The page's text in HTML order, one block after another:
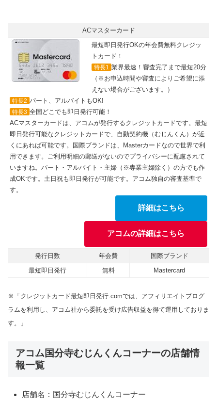
ACマスターカード
最短即日発行OKの年会費無料クレジッ
トカード！
特長1 業界最速！審査完了まで最短20分
（※お申込時間や審査によりご希望に添
えない場合がございます。）
特長2 パート、アルバイトもOK!
特長3 全国どこでも即日発行可能！
ACマスターカードは、アコムが発行するクレジットカードです。最短
即日発行可能なクレジットカードで、自動契約機（むじんくん）が近
くにあれば可能です。国際ブランドは、Masterカードなので世界で利
用できます。ご利用明細の郵送がないのでプライバシーに配慮されて
いますね。パート・アルバイト・主婦（※専業主婦除く）の方でも作
成OKです。土日祝も即日発行が可能です。アコム独自の審査基準で
す。
詳細はこちら
アコムの詳細はこちら
発行日数 年会費
国際ブランド
最短即日発行
無料 Mastercard
※「クレジットカード最短即日発行.comでは、アフィリエイトプログ
ラムを利用し、アコム社から委託を受け広告収益を得て運用しておりま
す。」
アコム国分寺むじんくんコーナーの店舗情
報一覧
店舗名：国分寺むじんくんコーナー